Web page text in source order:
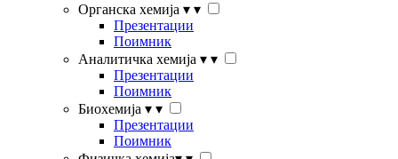
Органска хемија ▾ ▾
Презентации
Поимник
Аналитичка хемија ▾ ▾
Презентации
Поимник
Биохемија ▾ ▾
Презентации
Поимник